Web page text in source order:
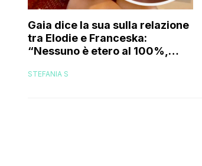
Gaia dice la sua sulla relazione
tra Elodie e Franceska:
“Nessuno è etero al 100%,
STEFANIA S